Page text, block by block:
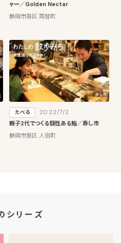
ャー／Golden Nectar
静岡市葵区 両替町
たべる
2022/7/2
親子2代でつくる個性ある鮨／寿し市
静岡市葵区 人宿町
シリーズ